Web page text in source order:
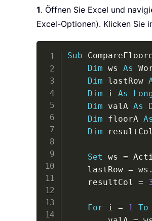
1. Öffnen Sie Excel und
Excel-Optionen). Klicken Sie
Sub
Dim ws As
Dim lastRow
Dim i As
Dim valA As
Dim floorA As
Dim
Set ws =
    lastRow
= ws .
    resultCol
=
For i = 1 To